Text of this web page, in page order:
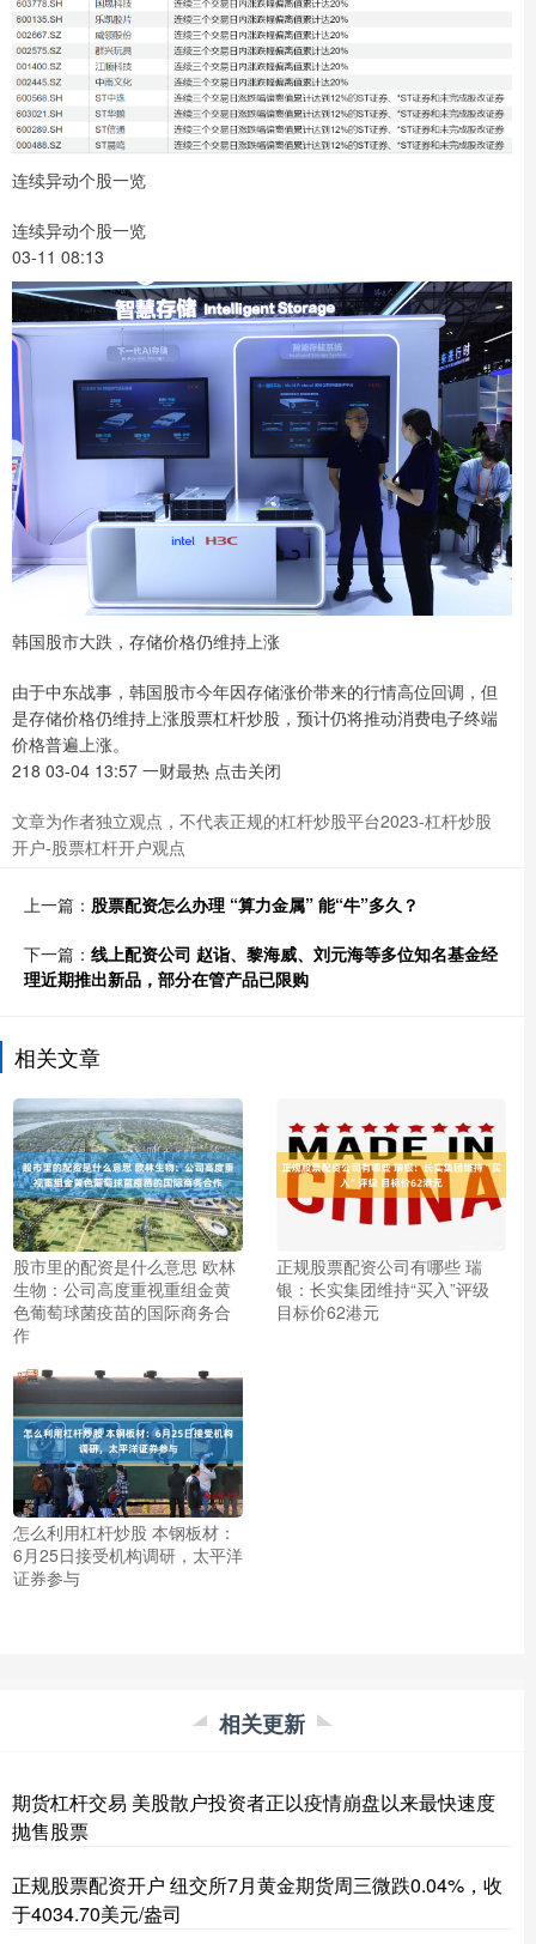
连续异动个股一览
连续异动个股一览
03-11 08:13
韩国股市大跌，存储价格仍维持上涨
由于中东战事，韩国股市今年因存储涨价带来的行情高位回调，但
是存储价格仍维持上涨股票杠杆炒股，预计仍将推动消费电子终端
价格普遍上涨。
218 03-04 13:57 一财最热 点击关闭
文章为作者独立观点，不代表正规的杠杆炒股平台2023-杠杆炒股
开户-股票杠杆开户观点
上一篇： 股票配资怎么办理 “算力金属” 能“牛”多久？
下一篇： 线上配资公司 赵诣、黎海威、刘元海等多位知名基金经
理近期推出新品，部分在管产品已限购
相关文章
股市里的配资是什么意思 欧林
生物：公司高度重视重组金黄
色葡萄球菌疫苗的国际商务合
作
正规股票配资公司有哪些 瑞
银：长实集团维持“买入”评级
目标价62港元
怎么利用杠杆炒股 本钢板材：
6月25日接受机构调研，太平洋
证券参与
相关更新
期货杠杆交易 美股散户投资者正以疫情崩盘以来最快速度
抛售股票
正规股票配资开户 纽交所7月黄金期货周三微跌0.04%，收
于4034.70美元/盎司